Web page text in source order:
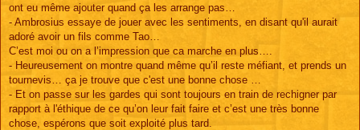
ont eu même ajouter quand ça les arrange pas…
- Ambrosius essaye de jouer avec les sentiments, en disant qu'il aurait
adoré avoir un fils comme Tao…
C’est moi ou on a l’impression que ca marche en plus….
- Heureusement on montre quand même qu’il reste méfiant, et prends un
tournevis… ça je trouve que c'est une bonne chose …
- Et on passe sur les gardes qui sont toujours en train de rechigner par
rapport à l'éthique de ce qu’on leur fait faire et c’est une très bonne
chose, espérons que soit exploité plus tard.